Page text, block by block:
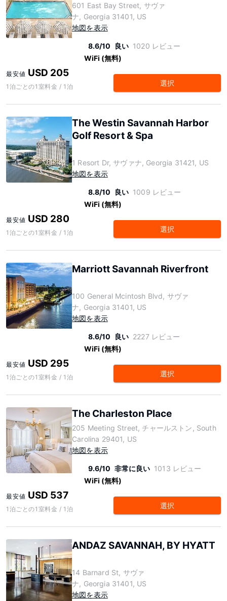
601 East Bay Street, サヴァ
ナ, Georgia 31401, US
地図を表示
8.6/10 良い 1020 レビュー
WiFi (無料)
最安値 USD 205
1泊ごとの1室料金 / 1泊 選択
The Westin Savannah Harbor
Golf Resort & Spa
1 Resort Dr, サヴァナ, Georgia 31421, US
地図を表示
8.8/10 良い 1009 レビュー
WiFi (無料)
最安値 USD 280
1泊ごとの1室料金 / 1泊 選択
Marriott Savannah Riverfront
100 General Mcintosh Blvd, サヴァ
ナ, Georgia 31401, US
地図を表示
8.6/10 良い 2227 レビュー
WiFi (無料)
最安値 USD 295
1泊ごとの1室料金 / 1泊 選択
The Charleston Place
205 Meeting Street, チャールストン, South
Carolina 29401, US
地図を表示
9.6/10 非常に良い 1013 レビュー
WiFi (無料)
最安値 USD 537
1泊ごとの1室料金 / 1泊 選択
ANDAZ SAVANNAH, BY HYATT
14 Barnard St, サヴァ
ナ, Georgia 31401, US
地図を表示